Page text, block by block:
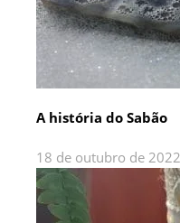
A história do Sabão
18 de outubro de 2022